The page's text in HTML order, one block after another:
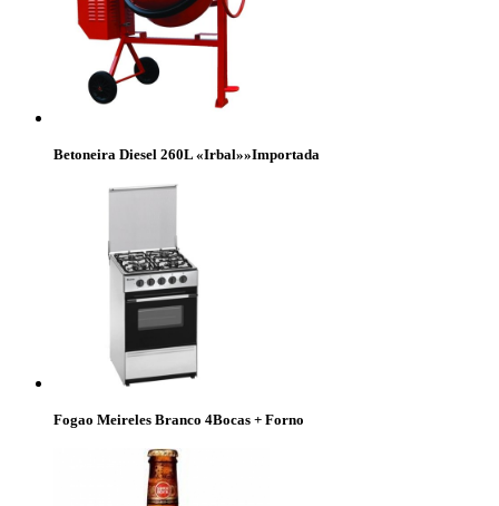
Betoneira Diesel 260L «Irbal»»Importada
Fogao Meireles Branco 4Bocas + Forno